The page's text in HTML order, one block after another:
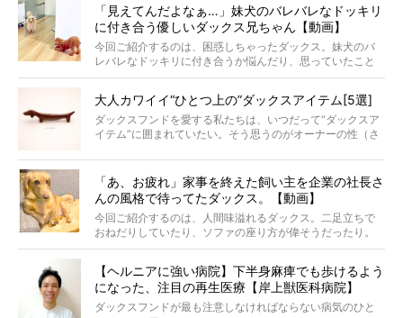
「見えてんだよなぁ…」妹犬のバレバレなドッキリ
に付き合う優しいダックス兄ちゃん【動画】
今回ご紹介するのは、困惑しちゃったダックス。妹犬のバ
レバレなドッキリに付き合うか悩んだり、思っていたこと
と違う事態に陥ったり。そんなお悩み全開なダックスの様
大人カワイイ“ひとつ上の”ダックスアイテム[5選]
ダックスフンドを愛する私たちは、いつだって“ダックスア
イテム”に囲まれていたい。そう思うのがオーナーの性（さ
ムをご紹介。
「あ、お疲れ」家事を終えた飼い主を企業の社長さ
んの風格で待ってたダックス。【動画】
今回ご紹介するのは、人間味溢れるダックス。二足立ちで
おねだりしていたり、ソファの座り方が偉そうだったり。
今にも言葉を発しそうなダックスの姿は、もう人間にしか
【ヘルニアに強い病院】下半身麻痺でも歩けるよう
になった、注目の再生医療【岸上獣医科病院】
ダックスフンドが最も注意しなければならない病気のひと